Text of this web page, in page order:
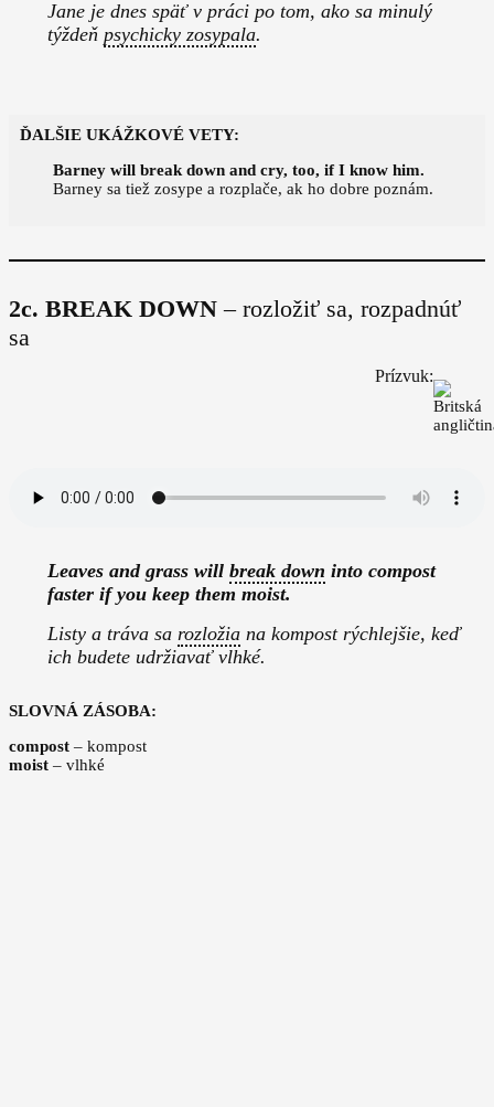
Jane je dnes späť v práci po tom, ako sa minulý
týždeň psychicky zosypala.
ĎALŠIE UKÁŽKOVÉ VETY:
Barney will break down and cry, too, if I know him.
Barney sa tiež zosype a rozplače, ak ho dobre poznám.
2c. BREAK DOWN – rozložiť sa, rozpadnúť
sa
Prízvuk:
Leaves and grass will break down into compost
faster if you keep them moist.
Listy a tráva sa rozložia na kompost rýchlejšie, keď
ich budete udržiavať vlhké.
SLOVNÁ ZÁSOBA:
compost – kompost
moist – vlhké